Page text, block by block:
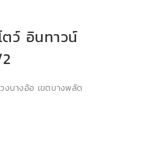
ตว์ อินทาวน์
บางอ้อ เขตบางพลัด